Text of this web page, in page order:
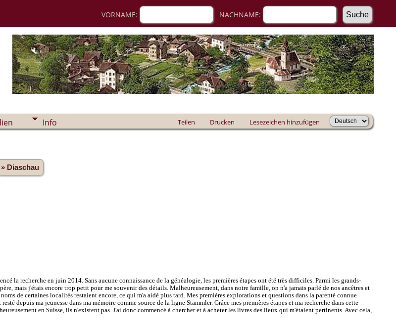
VORNAME: NACHNAME:
Info Teilen Drucken Lesezeichen hinzufügen
» Diaschau
la recherche en juin 2014. Sans aucune connaissance de la généalogie, les premières étapes ont été très difficiles. Parmi les grands-
mais j'étais encore trop petit pour me souvenir des détails. Malheureusement, dans notre famille, on n'a jamais parlé de nos ancêtres et
de certaines localités restaient encore, ce qui m'a aidé plus tard. Mes premières explorations et questions dans la parenté connue
depuis ma jeunesse dans ma mémoire comme source de la ligne Stammler. Grâce mes premières étapes et ma recherche dans cette
en Suisse, ils n'existent pas. J'ai donc commencé à chercher et à acheter les livres des lieux qui m'étaient pertinents. Avec cela,